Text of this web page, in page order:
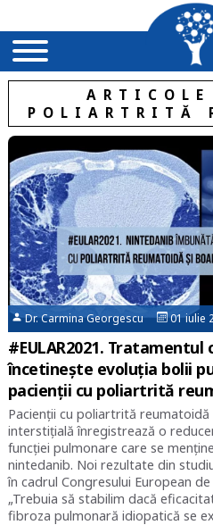
ARTICOLE
POLIARTRITĂ
Dr. Carmina Georgescu 01 iulie
#EULAR2021. Tratamentul
încetinește evoluția bolii
pacienții cu poliartrită
Pacienții cu poliartrită
interstițială înregistrează o
funcției pulmonare care se
nintedanib. Noi rezultate din
în cadrul Congresului European
„Trebuia să stabilim dacă
fibroza pulmonară idiopatică se